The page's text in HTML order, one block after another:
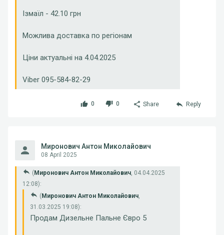
Ізмаїл - 42.10 грн
Можлива доставка по регіонам
Ціни актуальні на 4.04.2025
Viber 095-584-82-29
0 0 Share Reply
Миронович Антон Миколайович
08 April 2025
( Миронович Антон Миколайович, 04.04.2025
12:08):
( Миронович Антон Миколайович,
31.03.2025 19:08):
Продам Дизельне Пальне Євро 5